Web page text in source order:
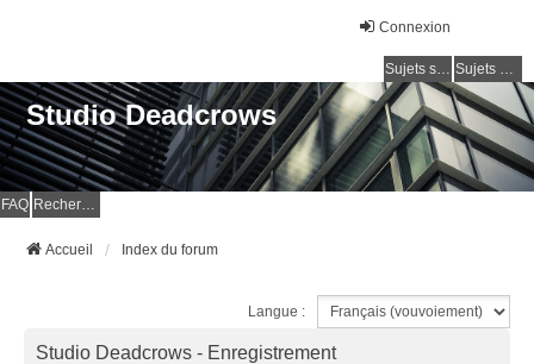
Connexion
Sujets sans réponse Sujets actifs
Studio Deadcrows
FAQ Rechercher
Accueil Index du forum
Langue :
Studio Deadcrows - Enregistrement